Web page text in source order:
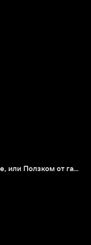
Младенец на прогулке, или Ползком от гангстеров